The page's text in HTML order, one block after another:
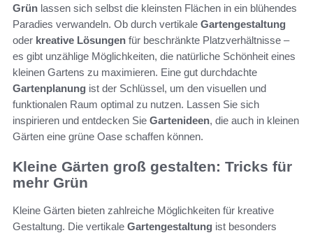
Grün lassen sich selbst die kleinsten Flächen in ein blühendes
Paradies verwandeln. Ob durch vertikale Gartengestaltung
oder kreative Lösungen für beschränkte Platzverhältnisse –
es gibt unzählige Möglichkeiten, die natürliche Schönheit eines
kleinen Gartens zu maximieren. Eine gut durchdachte
Gartenplanung ist der Schlüssel, um den visuellen und
funktionalen Raum optimal zu nutzen. Lassen Sie sich
inspirieren und entdecken Sie Gartenideen, die auch in kleinen
Gärten eine grüne Oase schaffen können.
Kleine Gärten groß gestalten: Tricks für
mehr Grün
Kleine Gärten bieten zahlreiche Möglichkeiten für kreative
Gestaltung. Die vertikale Gartengestaltung ist besonders